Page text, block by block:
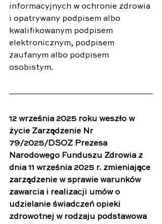
informacyjnych w ochronie zdrowia
i opatrywany podpisem albo
kwalifikowanym podpisem
elektronicznym, podpisem
zaufanym albo podpisem
osobistym.
12 września 2025 roku weszło w
życie Zarządzenie Nr
79/2025/DSOZ Prezesa
Narodowego Funduszu Zdrowia z
dnia 11 września 2025 r. zmieniające
zarządzenie w sprawie warunków
zawarcia i realizacji umów o
udzielanie świadczeń opieki
zdrowotnej w rodzaju podstawowa